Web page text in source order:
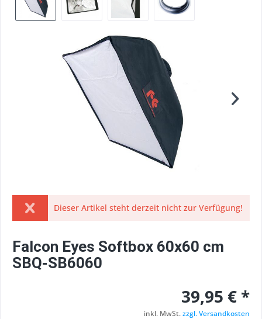
Dieser Artikel steht derzeit nicht zur Verfügung!
Falcon Eyes Softbox 60x60 cm
SBQ-SB6060
39,95 € *
inkl. MwSt.zzgl. Versandkosten